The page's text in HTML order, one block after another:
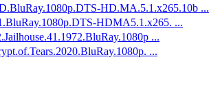
HD.MA.5.1.x265.10b ...
HDMA5.1.x265. ...
...
...